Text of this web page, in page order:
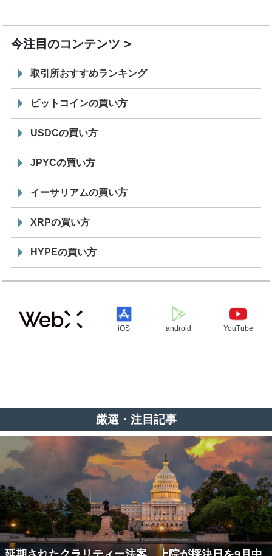
今注目のコンテンツ
取引所おすすめランキング
ビットコインの買い方
USDCの買い方
JPYCの買い方
イーサリアムの買い方
XRPの買い方
HYPEの買い方
iOS android YouTube
厳選・注目記事